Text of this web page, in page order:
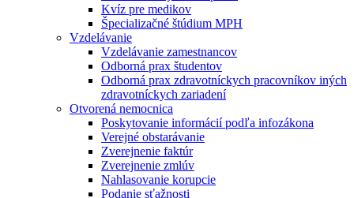
Kvíz pre medikov
Špecializačné štúdium MPH
Vzdelávanie
Vzdelávanie zamestnancov
Odborná prax študentov
Odborná prax zdravotníckych pracovníkov iných
zdravotníckych zariadení
Otvorená nemocnica
Poskytovanie informácií podľa infozákona
Verejné obstarávanie
Zverejnenie faktúr
Zverejnenie zmlúv
Nahlasovanie korupcie
Podanie sťažnosti